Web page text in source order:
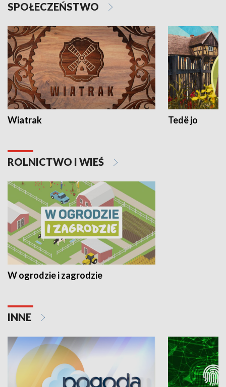
SPOŁECZEŃSTWO
Wiatrak Tedë jo
ROLNICTWO I WIEŚ
W ogrodzie i zagrodzie
INNE